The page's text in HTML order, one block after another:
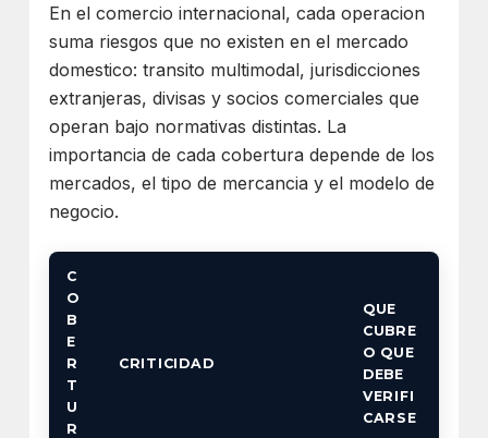
En el comercio internacional, cada operacion
suma riesgos que no existen en el mercado
domestico: transito multimodal, jurisdicciones
extranjeras, divisas y socios comerciales que
operan bajo normativas distintas. La
importancia de cada cobertura depende de los
mercados, el tipo de mercancia y el modelo de
negocio.
C
O
B
E
R
T
U
R
CRITICIDAD
QUE
CUBRE
O QUE
DEBE
VERIFI
CARSE